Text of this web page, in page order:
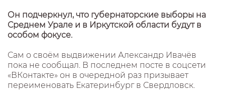
Он подчеркнул, что губернаторские выборы на
Среднем Урале и в Иркутской области будут в
особом фокусе.
Сам о своём выдвижении Александр Ивачёв
пока не сообщал. В последнем посте в соцсети
«ВКонтакте» он в очередной раз призывает
переименовать Екатеринбург в Свердловск.